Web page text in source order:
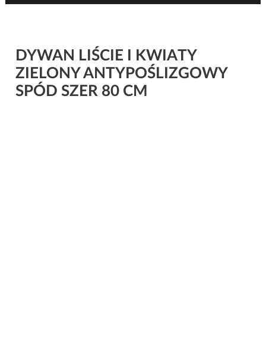
DYWAN LIŚCIE I KWIATY
ZIELONY ANTYPOŚLIZGOWY
SPÓD SZER 80 CM